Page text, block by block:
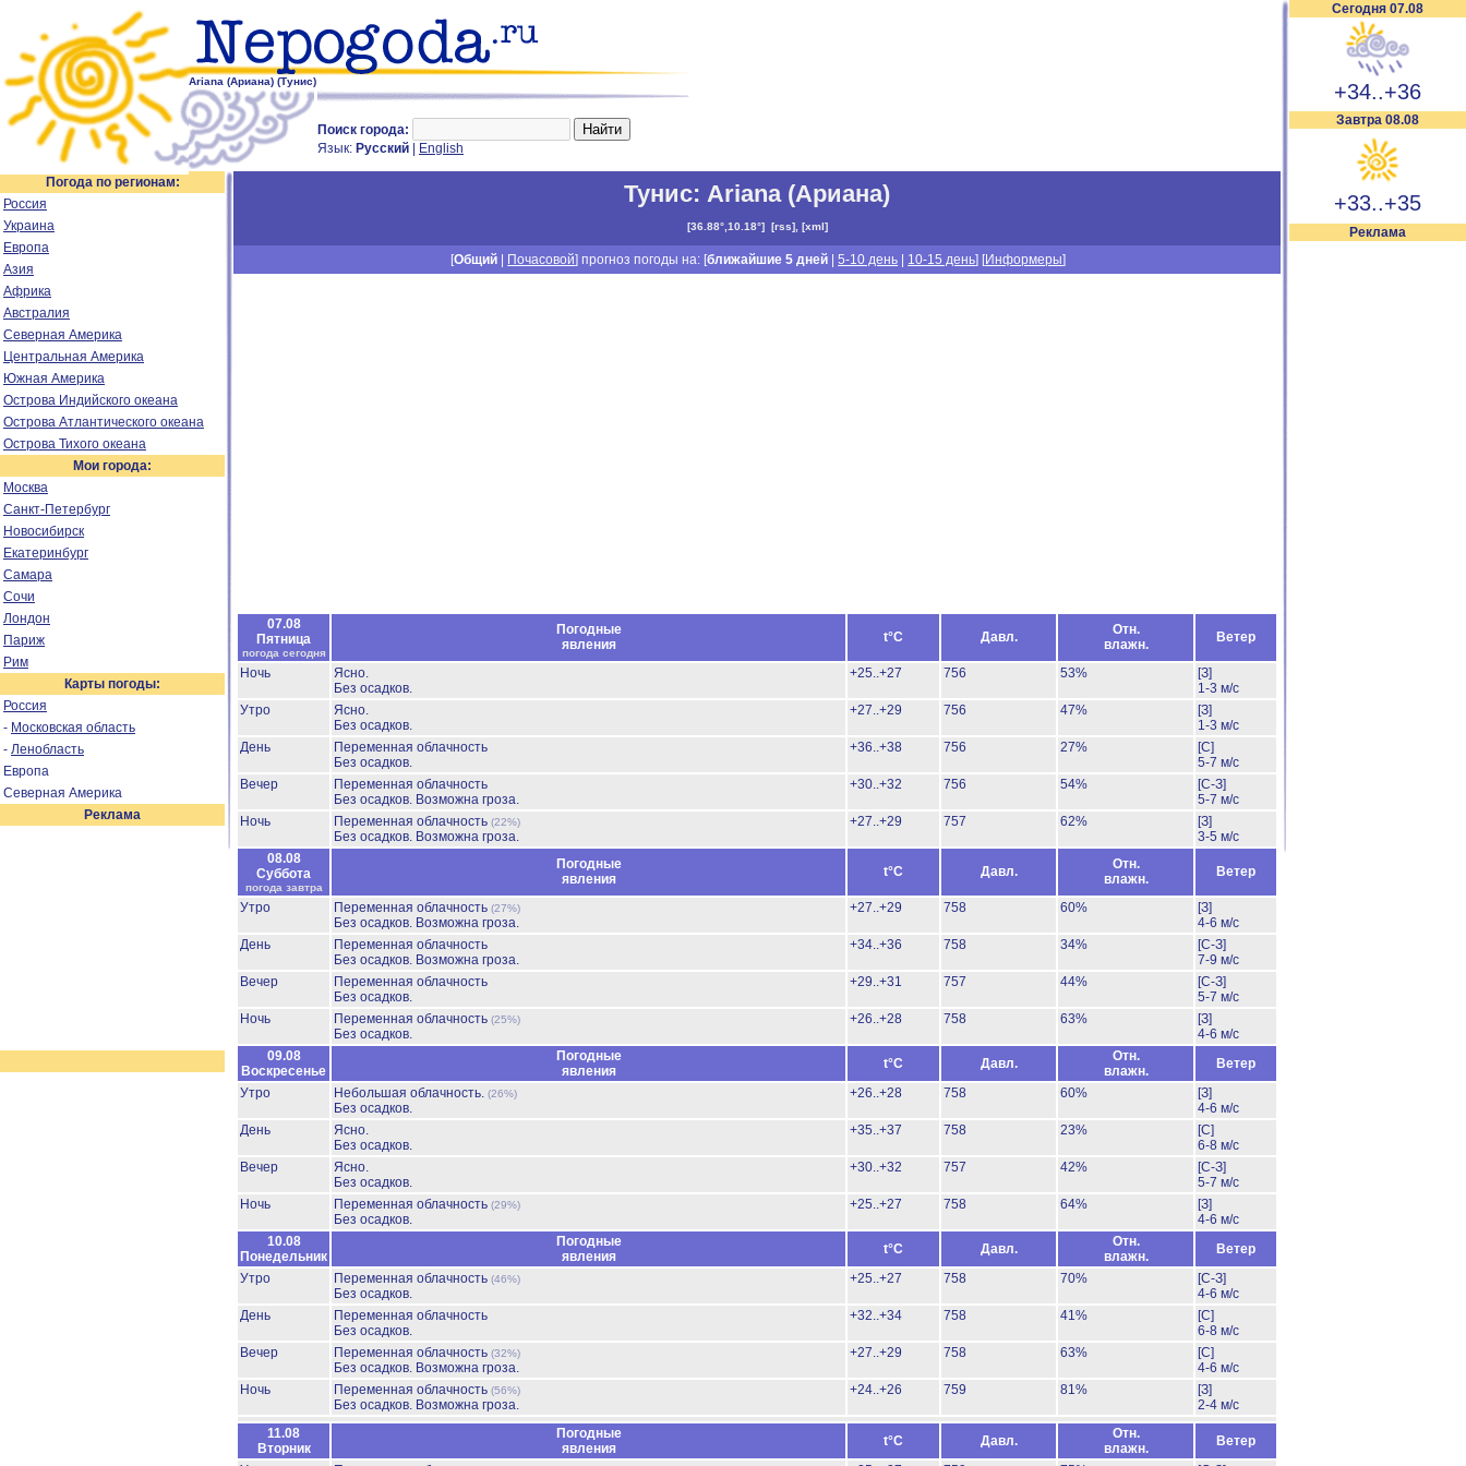
Ariana (Ариана) (Тунис)
Поиск города:
Язык: Русский English
Сегодня 07.08
+34..+36
Завтра 08.08
+33..+35
Реклама
Погода по регионам:
Россия
Украина
Европа
Азия
Африка
Австралия
Северная Америка
Центральная Америка
Южная Америка
Острова Индийского океана
Острова Атлантического океана
Острова Тихого океана
Мои города:
Москва
Санкт-Петербург
Новосибирск
Екатеринбург
Самара
Сочи
Лондон
Париж
Рим
Карты погоды:
Россия
- Московская область
- Ленобласть
Европа
Северная Америка
Реклама
Тунис: Ariana (Ариана)
[36.88°,10.18°] [rss], [xml]
[Общий Почасовой] прогноз погоды на: [ближайшие 5 дней |5-10 день 10-15 день] [Информеры]
07.08
Пятница
погода сегодня
Погодные
явления
t°C Давл.
Отн.
влажн.
Ветер
Ночь
Ясно.
Без осадков.
+25..+27 756 53%
[З]
1-3 м/с
Утро
Ясно.
Без осадков.
+27..+29 756 47%
[З]
1-3 м/с
День
Переменная облачность
Без осадков.
+36..+38 756 27%
[С]
5-7 м/с
Вечер
Переменная облачность
Без осадков. Возможна гроза.
+30..+32 756 54%
[С-З]
5-7 м/с
Ночь
Переменная облачность (22%)
Без осадков. Возможна гроза.
+27..+29 757 62%
[З]
3-5 м/с
08.08
Суббота
погода завтра
Погодные
явления
t°C Давл.
Отн.
влажн.
Ветер
Утро Переменная облачность (27%)
Без осадков. Возможна гроза.
+27..+29 758 60%
[З]
4-6 м/с
День
Переменная облачность
Без осадков. Возможна гроза.
+34..+36 758 34%
[С-З]
7-9 м/с
Вечер
Переменная облачность
Без осадков.
+29..+31 757 44%
[С-З]
5-7 м/с
Ночь
Переменная облачность (25%)
Без осадков.
+26..+28 758 63%
[З]
4-6 м/с
09.08
Воскресенье
Погодные
явления
t°C Давл.
Отн.
влажн.
Ветер
Утро
Небольшая облачность. (26%)
Без осадков.
+26..+28 758 60%
[З]
4-6 м/с
День
Ясно.
Без осадков.
+35..+37 758 23%
[С]
6-8 м/с
Вечер
Ясно.
Без осадков.
+30..+32 757 42%
[С-З]
5-7 м/с
Ночь
Переменная облачность (29%)
Без осадков.
+25..+27 758 64%
[З]
4-6 м/с
10.08
Понедельник
Погодные
явления
t°C Давл.
Отн.
влажн.
Ветер
Утро
Переменная облачность (46%)
Без осадков.
+25..+27 758 70%
[С-З]
4-6 м/с
День
Переменная облачность
Без осадков.
+32..+34 758 41%
[С]
6-8 м/с
Вечер
Переменная облачность (32%)
Без осадков. Возможна гроза.
+27..+29 758 63%
[С]
4-6 м/с
Ночь
Переменная облачность (56%)
Без осадков. Возможна гроза.
+24..+26 759 81%
[З]
2-4 м/с
11.08
Вторник
Погодные
явления
t°C Давл.
Отн.
влажн.
Ветер